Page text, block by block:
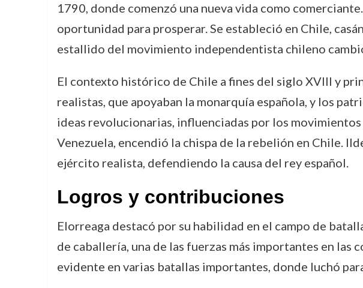
1790, donde comenzó una nueva vida como
oportunidad para prosperar. Se estableció en Chile,
estallido del movimiento independentista chileno
El contexto histórico de Chile a fines del siglo XVIII y
realistas, que apoyaban la monarquía española, y los
ideas revolucionarias, influenciadas por los
Venezuela, encendió la chispa de la rebelión en Chile.
ejército realista, defendiendo la causa del rey español.
Logros y contribuciones
Elorreaga destacó por su habilidad en el campo de
de caballería, una de las fuerzas más importantes en
evidente en varias batallas importantes, donde luchó